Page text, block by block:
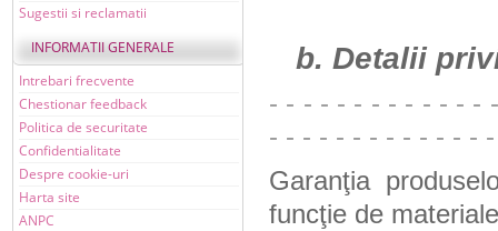
Sugestii si reclamatii
INFORMATII GENERALE
Intrebari frecvente
Chestionar feedback
Politica de securitate
Confidentialitate
Despre cookie-uri
Harta site
ANPC
b. Detalii
- - - - - - - - - - - - -
- - - - - - - - - - - - -
Garanţia
funcţie de